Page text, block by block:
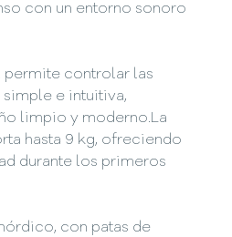
con un entorno sonoro
permite controlar las
e intuitiva,
limpio y moderno.La
hasta 9 kg, ofreciendo
durante los primeros
con patas de